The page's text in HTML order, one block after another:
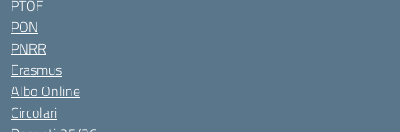
PTOF
PON
PNRR
Erasmus
Albo Online
Circolari